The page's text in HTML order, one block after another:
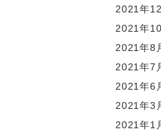
2021年12
2021年10
2021年8
2021年7
2021年6
2021年3
2021年1